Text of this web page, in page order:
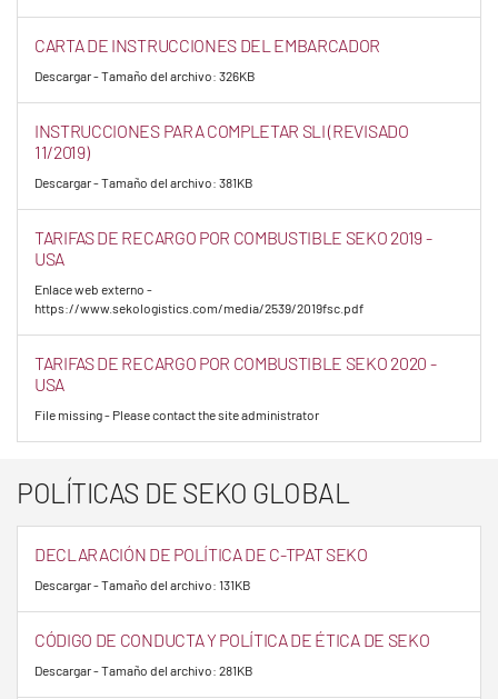
CARTA DE INSTRUCCIONES DEL EMBARCADOR
Descargar - Tamaño del archivo: 326KB
INSTRUCCIONES PARA COMPLETAR SLI (REVISADO
11/2019)
Descargar - Tamaño del archivo: 381KB
TARIFAS DE RECARGO POR COMBUSTIBLE SEKO 2019 -
USA
Enlace web externo -
https://www.sekologistics.com/media/2539/2019fsc.pdf
TARIFAS DE RECARGO POR COMBUSTIBLE SEKO 2020 -
USA
File missing - Please contact the site administrator
POLÍTICAS DE SEKO GLOBAL
DECLARACIÓN DE POLÍTICA DE C-TPAT SEKO
Descargar - Tamaño del archivo: 131KB
CÓDIGO DE CONDUCTA Y POLÍTICA DE ÉTICA DE SEKO
Descargar - Tamaño del archivo: 281KB